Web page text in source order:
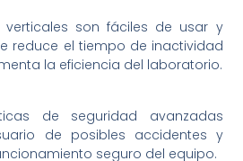
verticales son fáciles de usar y
reduce el tiempo de inactividad
la eficiencia del laboratorio.
de seguridad avanzadas
de posibles accidentes y
seguro del equipo.